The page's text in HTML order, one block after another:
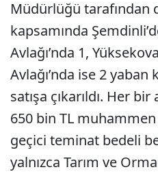
Müdürlüğü tarafından
kapsamında
Avlağı’nda 1,
Avlağı’nda ise 2 yaban
satışa çıkarıldı. Her
650 bin TL
geçici teminat bedeli
yalnızca Tarım ve